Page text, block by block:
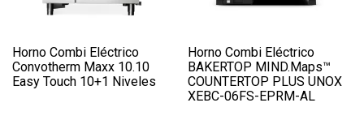
Horno Combi Eléctrico
Convotherm Maxx 10.10
Easy Touch 10+1 Niveles
Horno Combi Eléctrico
BAKERTOP MIND.Maps™
COUNTERTOP PLUS UNOX
XEBC-06FS-EPRM-AL